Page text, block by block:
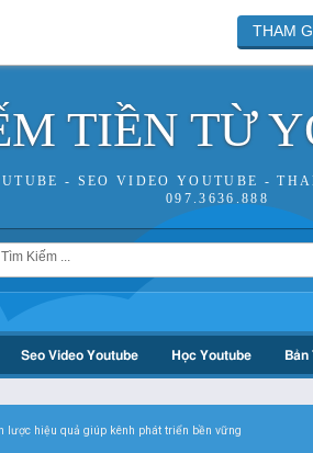
THAM
TIỀN TỪ
- SEO VIDEO YOUTUBE -
097.3636.888
Seo Video Youtube Học Youtube Bản
lược hiệu quả giúp kênh phát triển bền vững